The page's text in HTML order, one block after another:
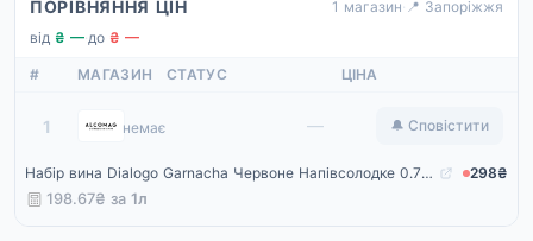
ПОРІВНЯННЯ ЦІН 1 магазин· 📍 Запоріжжя
від ₴ —·до ₴ —
# МАГАЗИН СТАТУС ЦІНА
1 Alcomag
немає — 🔔 Сповістити
Набір вина Dialogo Garnacha Червоне Напівсолодке 0.75 (набір 2 х 0.75 л)
298₴
198.67₴ за 1л